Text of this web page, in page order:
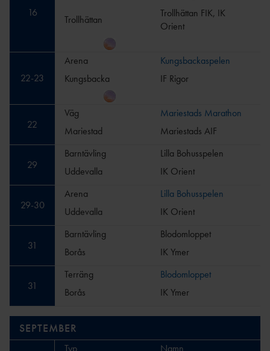
16
Trollhättan
Trollhättan FIK, IK
Orient
22-23
Arena
Kungsbackaspelen
Kungsbacka
IF Rigor
22
Väg
Mariestads Marathon
Mariestad
Mariestads AIF
29
Barntävling
Lilla Bohusspelen
Uddevalla
IK Orient
29-30
Arena
Lilla Bohusspelen
Uddevalla
IK Orient
31
Barntävling
Blodomloppet
Borås
IK Ymer
31
Terräng
Blodomloppet
Borås
IK Ymer
SEPTEMBER
Typ Namn